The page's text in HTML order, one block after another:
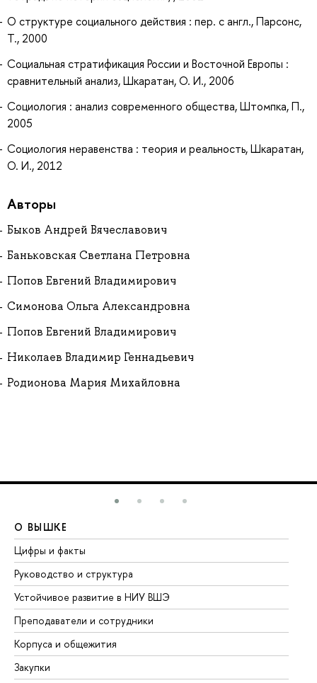
О структуре социального действия : пер. с англ., Парсонс,
Т., 2000
Социальная стратификация России и Восточной Европы :
сравнительный анализ, Шкаратан, О. И., 2006
Социология : анализ современного общества, Штомпка, П.,
2005
Социология неравенства : теория и реальность, Шкаратан,
О. И., 2012
Авторы
Быков Андрей Вячеславович
Баньковская Светлана Петровна
Попов Евгений Владимирович
Симонова Ольга Александровна
Попов Евгений Владимирович
Николаев Владимир Геннадьевич
Родионова Мария Михайловна
О ВЫШКЕ
Цифры и факты
Руководство и структура
Устойчивое развитие в НИУ ВШЭ
Преподаватели и сотрудники
Корпуса и общежития
Закупки